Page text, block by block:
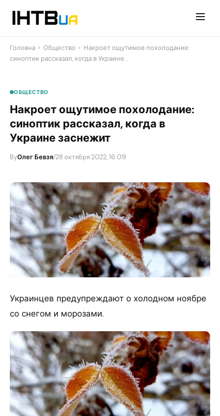
Головна › Общество › ​Накроет ощутимое похолодание:
синоптик рассказал, когда в Украине…
ОБЩЕСТВО
​Накроет ощутимое похолодание:
синоптик рассказал, когда в
Украине заснежит
ByОлег Бевзя/28 октября 2022, 16:09
Украинцев предупреждают о холодном ноябре
со снегом и морозами.